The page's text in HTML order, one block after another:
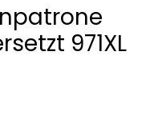
971XL